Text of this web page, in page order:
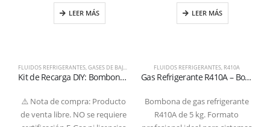
FLUIDOS REFRIGERANTES,GASES DE BAJO GWP R1234YF
Kit de Recarga DIY: Bombona Gas R1234yf 700g con Manómetro y Manguera de Acople Rápido
⚠️ Nota de compra: Producto
de venta libre. NO se requiere
LEER MÁS
FLUIDOS REFRIGERANTES, R410A
Gas Refrigerante R410A – Bombona de 5 kg (Válvula 1/4″ SAE – Certificada T-PED)
Bombona de gas refrigerante
R410A de 5 kg. Formato
LEER MÁS